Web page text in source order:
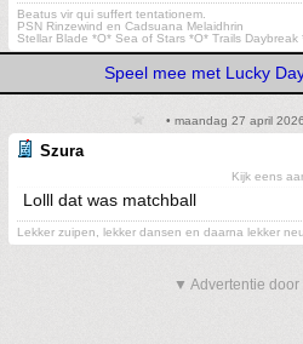
Beatus vir qui suffert tentationem.
PSN Rinzewind en Cadsuana Melaidhrin
Stellar Blade *O* Sea of Stars *O* Trails Daybreak
Speel mee met Lucky
• maandag 27 april
Szura
Kijk eens
Lolll dat was matchball
Lekker zuipen, lekker dansen en daarna lekker
▼ Advertentie door